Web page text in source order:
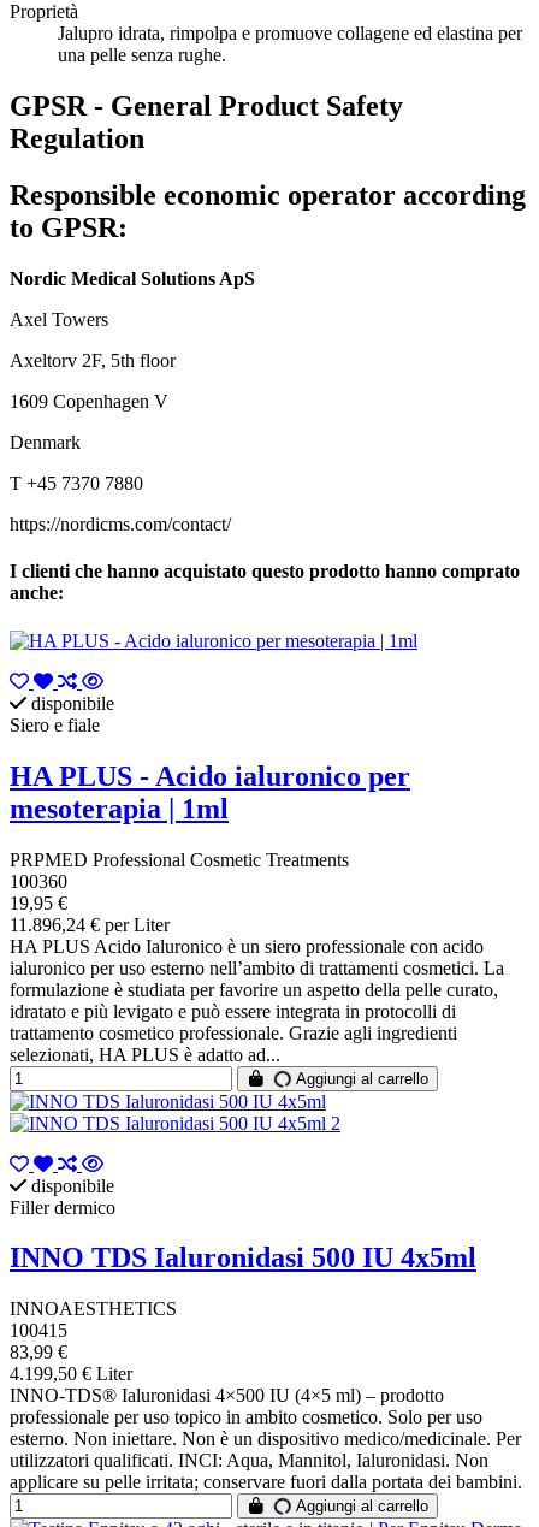
Proprietà
Jalupro idrata, rimpolpa e promuove collagene ed elastina per
una pelle senza rughe.
GPSR - General Product Safety
Regulation
Responsible economic operator according
to GPSR:
Nordic Medical Solutions ApS
Axel Towers
Axeltorv 2F, 5th floor
1609 Copenhagen V
Denmark
T +45 7370 7880
https://nordicms.com/contact/
I clienti che hanno acquistato questo prodotto hanno comprato
anche:
disponibile
Siero e fiale
HA PLUS - Acido ialuronico per
mesoterapia | 1ml
PRPMED Professional Cosmetic Treatments
100360
19,95 €
11.896,24 € per Liter
HA PLUS Acido Ialuronico è un siero professionale con acido
ialuronico per uso esterno nell’ambito di trattamenti cosmetici. La
formulazione è studiata per favorire un aspetto della pelle curato,
idratato e più levigato e può essere integrata in protocolli di
trattamento cosmetico professionale. Grazie agli ingredienti
selezionati, HA PLUS è adatto ad...
Aggiungi al carrello
disponibile
Filler dermico
INNO TDS Ialuronidasi 500 IU 4x5ml
INNOAESTHETICS
100415
83,99 €
4.199,50 € Liter
INNO-TDS® Ialuronidasi 4×500 IU (4×5 ml) – prodotto
professionale per uso topico in ambito cosmetico. Solo per uso
esterno. Non iniettare. Non è un dispositivo medico/medicinale. Per
utilizzatori qualificati. INCI: Aqua, Mannitol, Ialuronidasi. Non
applicare su pelle irritata; conservare fuori dalla portata dei bambini.
Aggiungi al carrello